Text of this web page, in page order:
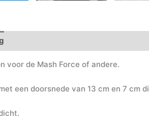
voor de Mash Force of andere.
een doorsnede van 13 cm en 7 cm